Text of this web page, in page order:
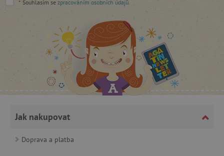
* Souhlasím se zpracováním osobních údajů
Jak nakupovat
Doprava a platba
základní funkce webových stránek, jako je
stránky nelze bez nezbytně nutných souborů
cookie správně používat.
Název
Provider
Doména
__cf_bm
Cloudflare Inc.
.vimeo.com